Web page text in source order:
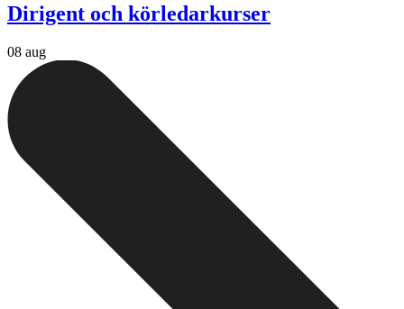
Dirigent och körledarkurser
08 aug